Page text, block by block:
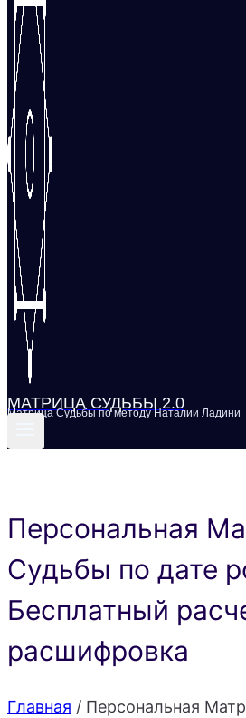
МАТРИЦА СУДЬБЫ 2.0
Матрица Судьбы по методу Наталии Ладини
Персональная
Судьбы по дате
Бесплатный
расшифровка
Главная / Персональная